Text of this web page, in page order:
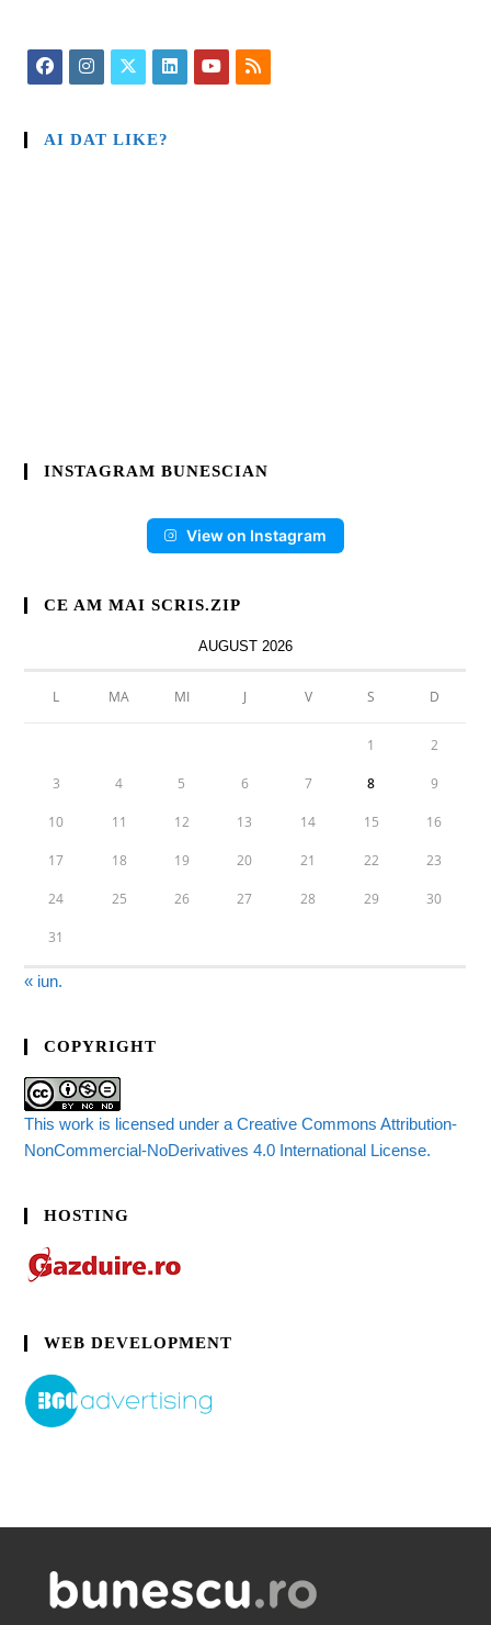
AI DAT LIKE?
INSTAGRAM BUNESCIAN
View on Instagram
CE AM MAI SCRIS.ZIP
AUGUST 2026
L MA MI J V S D
1 2
3 4 5 6 7 8 9
10 11 12 13 14 15 16
17 18 19 20 21 22 23
24 25 26 27 28 29 30
31
« iun.
COPYRIGHT
This work is licensed under a Creative Commons Attribution-
NonCommercial-NoDerivatives 4.0 International License.
HOSTING
WEB DEVELOPMENT